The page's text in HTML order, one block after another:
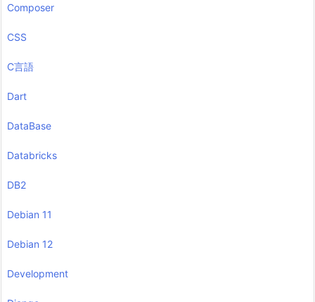
Composer
CSS
C言語
Dart
DataBase
Databricks
DB2
Debian 11
Debian 12
Development